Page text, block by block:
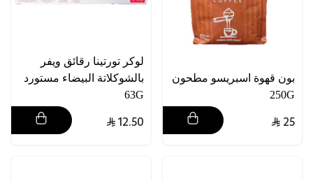
بون قهوة اسبريسو مطحون
250G
25
لوكر تورتينا رقائق ويفر
بالشوكلاتة البيضاء مستورد
63G
12.50